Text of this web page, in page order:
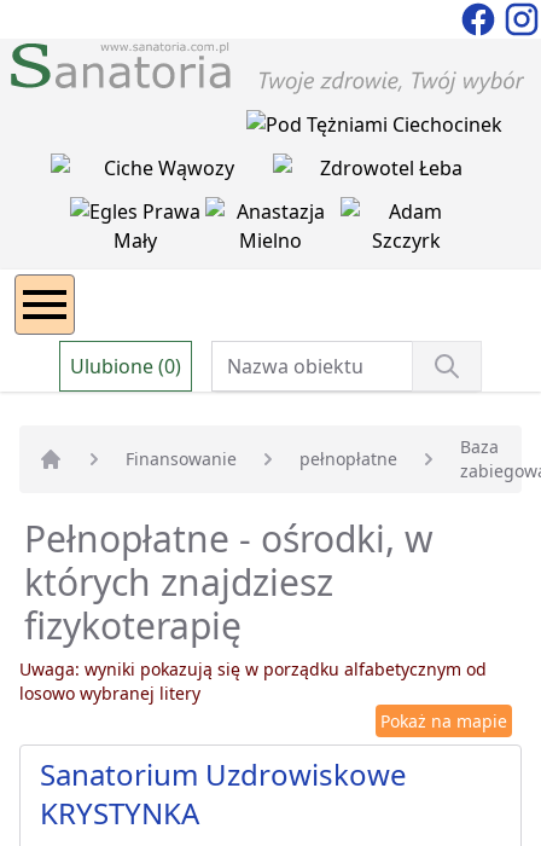
Ulubione (0)
Finansowanie pełnopłatne
Baza
Pełnopłatne - ośrodki, w
których znajdziesz
fizykoterapię
Uwaga: wyniki pokazują się w porządku alfabetycznym od
losowo wybranej litery
Pokaż na mapie
Sanatorium Uzdrowiskowe
KRYSTYNKA